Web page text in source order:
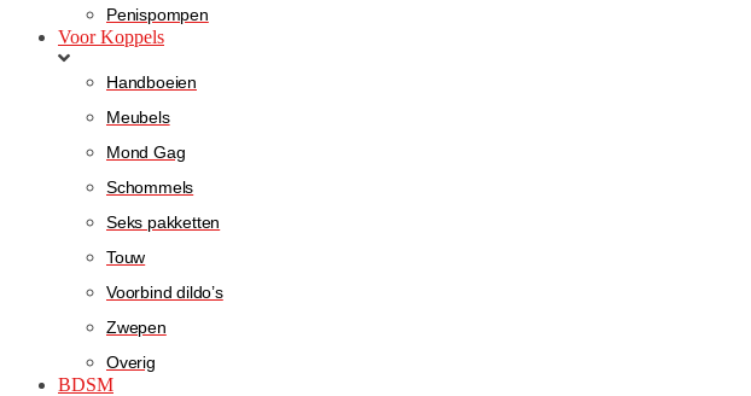
Penispompen
Voor Koppels
Handboeien
Meubels
Mond Gag
Schommels
Seks pakketten
Touw
Voorbind dildo’s
Zwepen
Overig
BDSM